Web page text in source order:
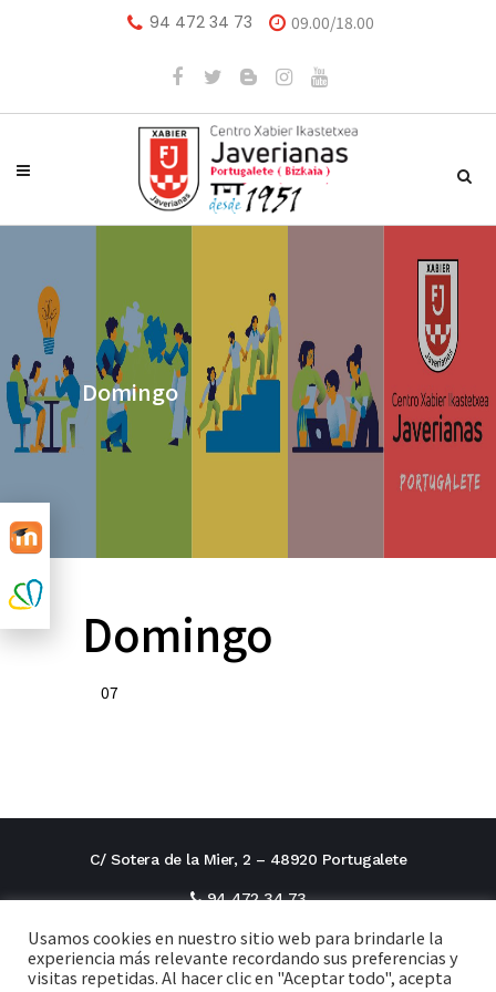
94 472 34 73 09.00/18.00
Domingo
Domingo
07
C/ Sotera de la Mier, 2 – 48920 Portugalete
94 472 34 73
direcciontitular@cxi.fjaverianas.com
secretaria@cxi.fjaverianas.com
Usamos cookies en nuestro sitio web para brindarle la
experiencia más relevante recordando sus preferencias y
visitas repetidas. Al hacer clic en "Aceptar todo", acepta